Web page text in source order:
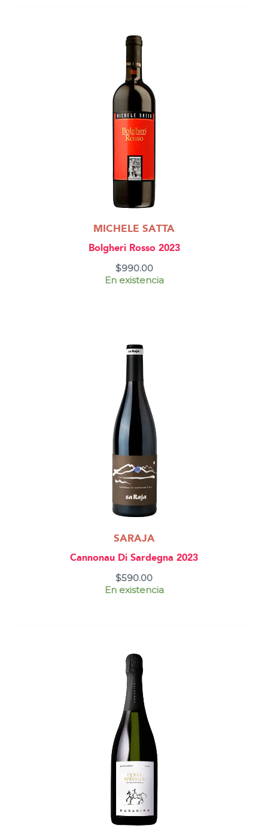
MICHELE SATTA
Bolgheri Rosso 2023
$990.00
En existencia
SARAJA
Cannonau Di Sardegna 2023
$590.00
En existencia